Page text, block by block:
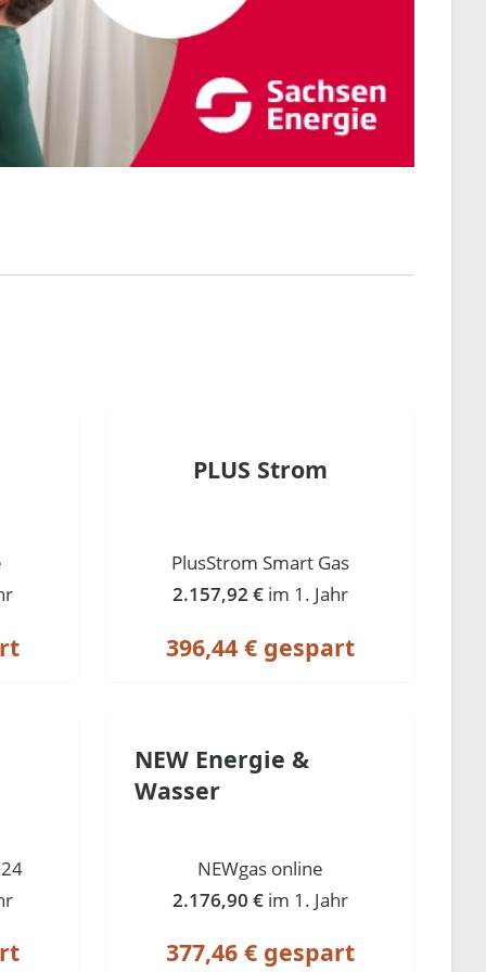
PLUS Strom
PlusStrom Smart Gas
2.157,92 € im 1. Jahr
396,44 € gespart
NEW Energie &
Wasser
NEWgas online
2.176,90 € im 1. Jahr
377,46 € gespart